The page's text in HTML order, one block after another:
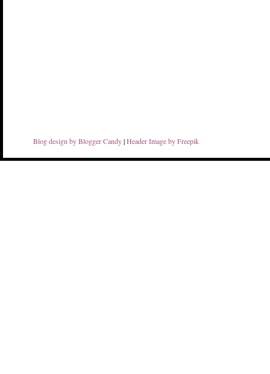
Blog design by Blogger Candy|Header Image by Freepik